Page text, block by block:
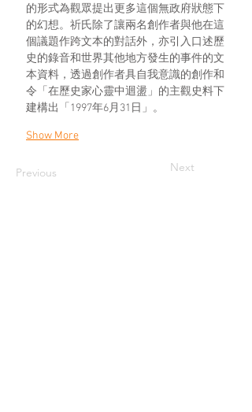
的形式為觀眾提出更多這個無政府狀態下
的幻想。祈氏除了讓兩名創作者與他在這
個議題作跨文本的對話外，亦引入口述歷
史的錄音和世界其他地方發生的事件的文
本資料，透過創作者具自我意識的創作和
令「在歷史家心靈中迴盪」的主觀史料下
建構出「1997年6月31日」。
Show More
Previous Next